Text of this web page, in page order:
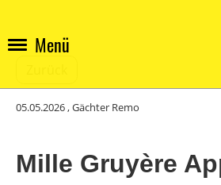
Menü
05.05.2026, Gächter Remo
Mille Gruyère